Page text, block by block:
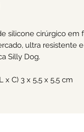
silicone cirúrgico
ultra resistente
Silly Dog.
x C) 3 x 5,5 x 5,5 cm